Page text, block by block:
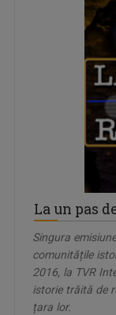
La un pas
Singura
comunitățile
2016, la TVR
istorie trăită de
țara lor.